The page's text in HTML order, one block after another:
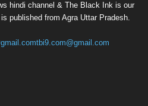
hindi channel & The Black Ink is our
published from Agra Uttar Pradesh.